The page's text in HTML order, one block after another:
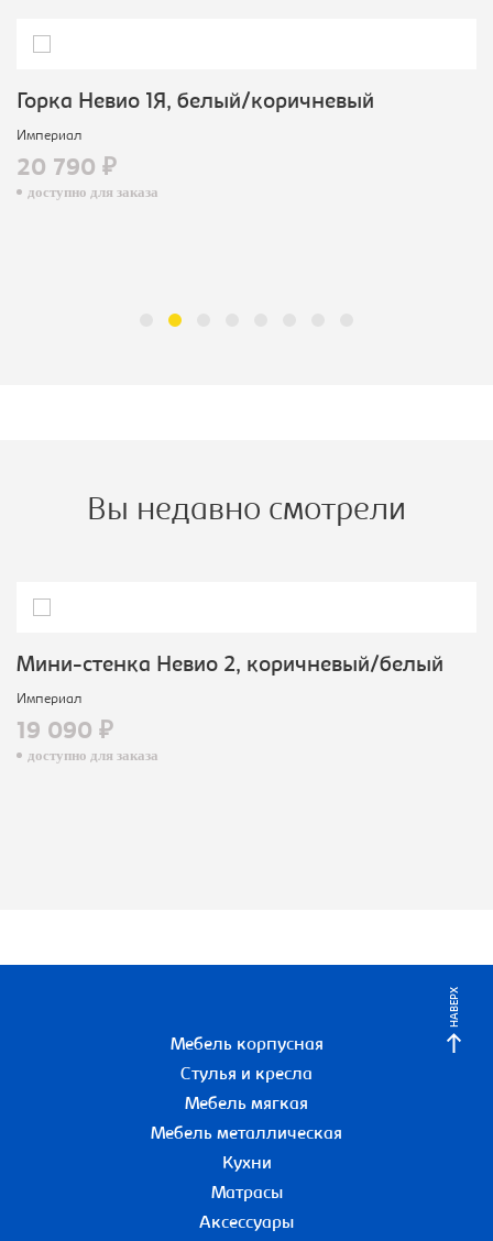
Горка Невио 1Я, белый/коричневый
Империал
20 790 ₽
доступно для заказа
Вы недавно смотрели
Мини-стенка Невио 2, коричневый/белый
Империал
19 090 ₽
доступно для заказа
НАВЕРХ
Мебель корпусная
Стулья и кресла
Мебель мягкая
Мебель металлическая
Кухни
Матрасы
Аксессуары